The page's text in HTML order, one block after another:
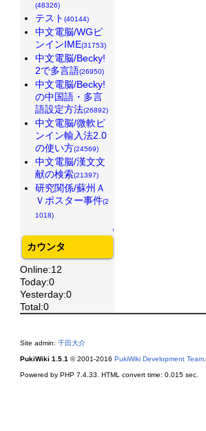
(48326)
テスト (40144)
中文電脳/WGピ
ンインIME(31753)
中文電脳/Becky!
2で多言語(26950)
中文電脳/Becky!
の中国語・多言
語設定方法(26892)
中文電脳/微軟ピ
ンイン輸入法2.0
の使い方(24569)
中文電脳/漢文文
献の検索(21397)
研究関係/蘇州Ａ
Ｖポスター事件(2
1018)
↑
カウンタ
Online:12
Today:0
Yesterday:0
Total:0
Site admin: 千田大介
PukiWiki 1.5.1 © 2001-2016 PukiWiki Development Team.
Powered by PHP 7.4.33. HTML convert time: 0.015 sec.